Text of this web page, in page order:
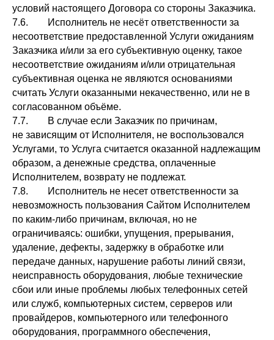
условий настоящего Договора со стороны Заказчика.
7.6. Исполнитель не несёт ответственности за
несоответствие предоставленной Услуги ожиданиям
Заказчика и/или за его субъективную оценку, такое
несоответствие ожиданиям и/или отрицательная
субъективная оценка не являются основаниями
считать Услуги оказанными некачественно, или не в
согласованном объёме.
7.7. В случае если Заказчик по причинам,
не зависящим от Исполнителя, не воспользовался
Услугами, то Услуга считается оказанной надлежащим
образом, а денежные средства, оплаченные
Исполнителем, возврату не подлежат.
7.8. Исполнитель не несет ответственности за
невозможность пользования Сайтом Исполнителем
по каким-либо причинам, включая, но не
ограничиваясь: ошибки, упущения, прерывания,
удаление, дефекты, задержку в обработке или
передаче данных, нарушение работы линий связи,
неисправность оборудования, любые технические
сбои или иные проблемы любых телефонных сетей
или служб, компьютерных систем, серверов или
провайдеров, компьютерного или телефонного
оборудования, программного обеспечения,